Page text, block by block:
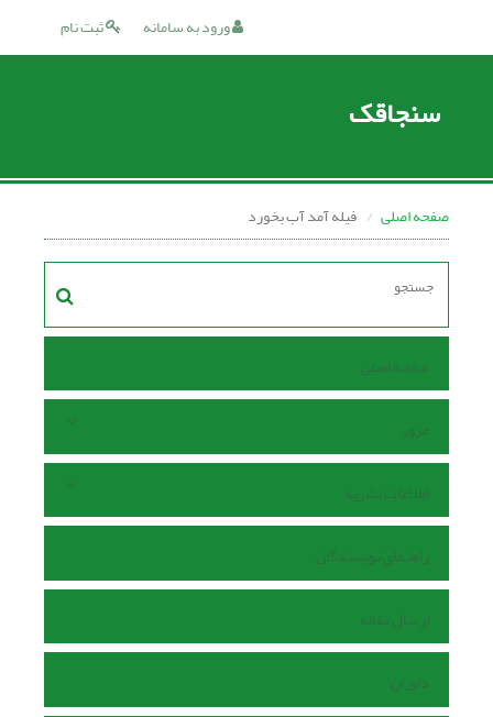
ثبت نام ورود به سامانه
سنجاقک
صفحه اصلی فیله آمد آب بخورد
صفحه اصلی
مرور
اطلاعات نشریه
راهنمای نویسندگان
ارسال مقاله
داوران